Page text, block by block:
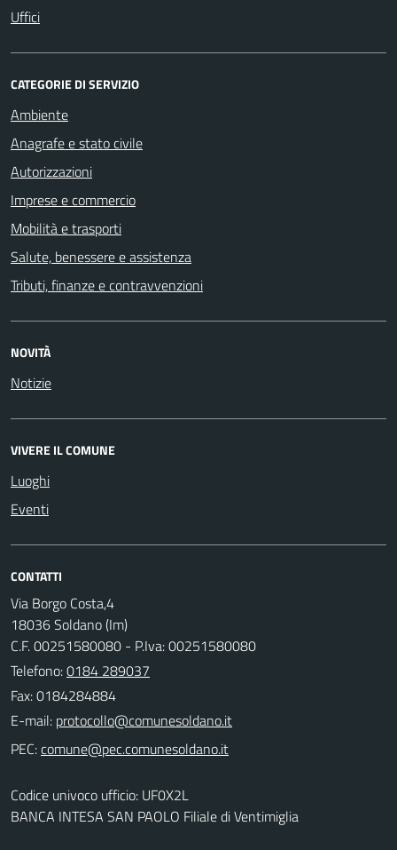
Uffici
CATEGORIE DI SERVIZIO
Ambiente
Anagrafe e stato civile
Autorizzazioni
Imprese e commercio
Mobilità e trasporti
Salute, benessere e assistenza
Tributi, finanze e contravvenzioni
NOVITÀ
Notizie
VIVERE IL COMUNE
Luoghi
Eventi
CONTATTI
Via Borgo Costa,4
18036 Soldano (Im)
C.F. 00251580080 - P.Iva: 00251580080
Telefono:0184 289037
Fax: 0184284884
E-mail:
PEC:
Codice univoco ufficio: UF0X2L
BANCA INTESA SAN PAOLO Filiale di Ventimiglia